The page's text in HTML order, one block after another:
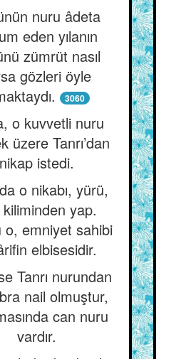
nuru âdeta
eden yılanın
zümrüt nasıl
gözleri öyle
3060
o kuvvetli nuru
üzere Tanrı’dan
nikap istedi.
o nikabı, yürü,
yap.
o, emniyet sahibi
elbisesidir.
Tanrı nurundan
nail olmuştur,
can nuru
vardır.